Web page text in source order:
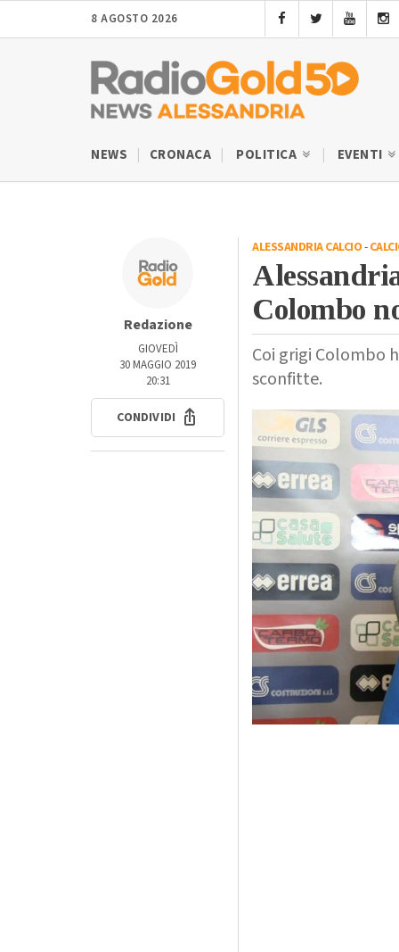
8 AGOSTO 2026
NEWS CRONACA POLITICA EVENTI
Redazione
GIOVEDÌ
30 MAGGIO 2019
20:31
CONDIVIDI
ALESSANDRIA CALCIO-
Colombo
Coi grigi
sconfitte.